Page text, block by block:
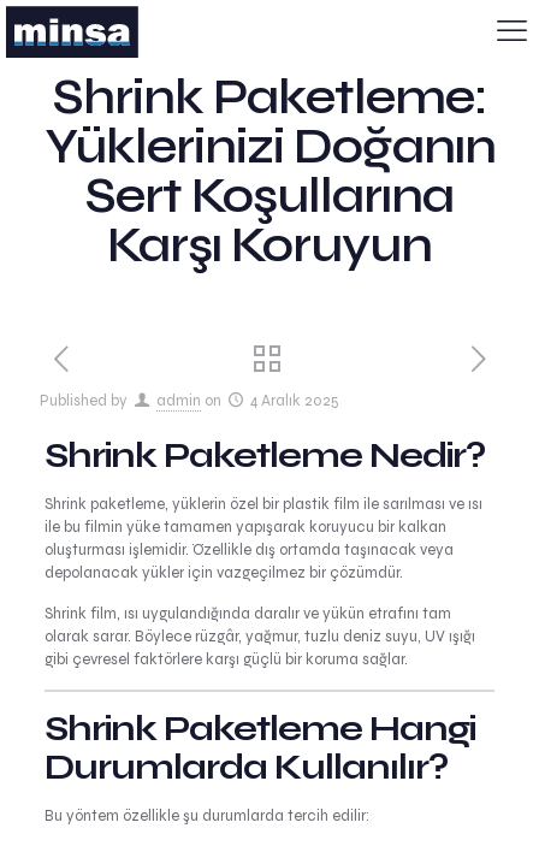
Shrink Paketleme:
Yüklerinizi Doğanın
Sert Koşullarına
Karşı Koruyun
Published by admin on 4 Aralık 2025
Shrink Paketleme Nedir?
Shrink paketleme, yüklerin özel bir plastik film ile sarılması ve ısı
ile bu filmin yüke tamamen yapışarak koruyucu bir kalkan
oluşturması işlemidir. Özellikle dış ortamda taşınacak veya
depolanacak yükler için vazgeçilmez bir çözümdür.
Shrink film, ısı uygulandığında daralır ve yükün etrafını tam
olarak sarar. Böylece rüzgâr, yağmur, tuzlu deniz suyu, UV ışığı
gibi çevresel faktörlere karşı güçlü bir koruma sağlar.
Shrink Paketleme Hangi
Durumlarda Kullanılır?
Bu yöntem özellikle şu durumlarda tercih edilir: